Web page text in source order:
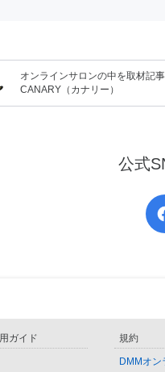
オンラインサロンの中を取材記
CANARY（カナリー）
公式
ガイド 規約
DMMオ